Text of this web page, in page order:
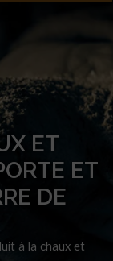
ET
ET
DE
à la chaux et